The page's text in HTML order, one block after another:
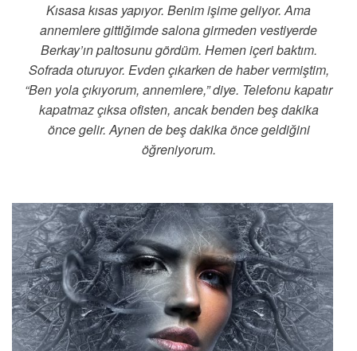
Kısasa kısas yapıyor. Benim işime geliyor. Ama
annemlere gittiğimde salona girmeden vestiyerde
Berkay’ın paltosunu gördüm. Hemen içeri baktım.
Sofrada oturuyor. Evden çıkarken de haber vermiştim,
“Ben yola çıkıyorum, annemlere,” diye. Telefonu kapatır
kapatmaz çıksa ofisten, ancak benden beş dakika
önce gelir. Aynen de beş dakika önce geldiğini
öğreniyorum.